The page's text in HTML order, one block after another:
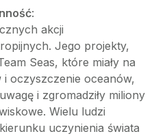
:
akcji
Jego projekty,
Seas, które miały na
oczyszczenie oceanów,
i zgromadziły miliony
Wielu ludzi
uczynienia świata